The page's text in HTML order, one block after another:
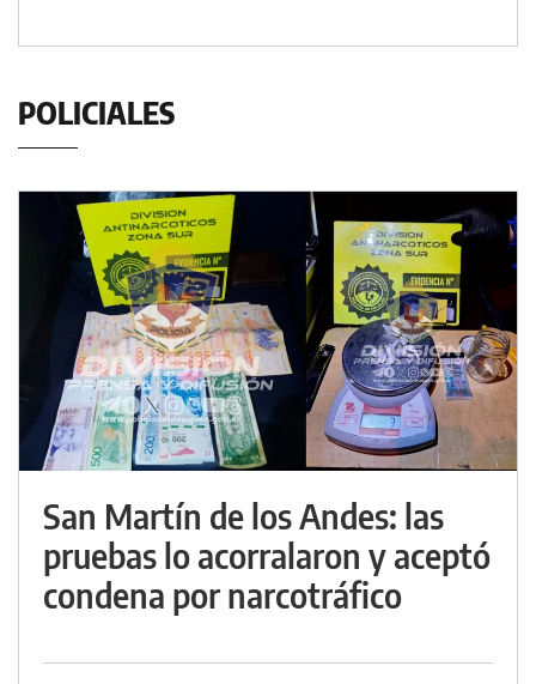
POLICIALES
San Martín de los Andes: las
pruebas lo acorralaron y aceptó
condena por narcotráfico